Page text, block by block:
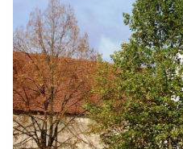
den
Betrieb
der
Seite
notwendig
sind
(funktionale
Cookies),